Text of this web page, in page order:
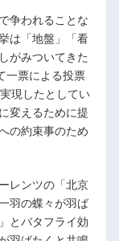
争われることな
は「地盤」「看
がみついてきた
一票による投票
現したとしてい
変えるために提
の約束事のため
レンツの「北京
羽の蝶々が羽ば
とバタフライ効